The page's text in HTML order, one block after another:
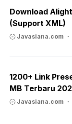
Download
(Support XML)
Javasiana.com
1200+ Link
MB Terbaru
Javasiana.com